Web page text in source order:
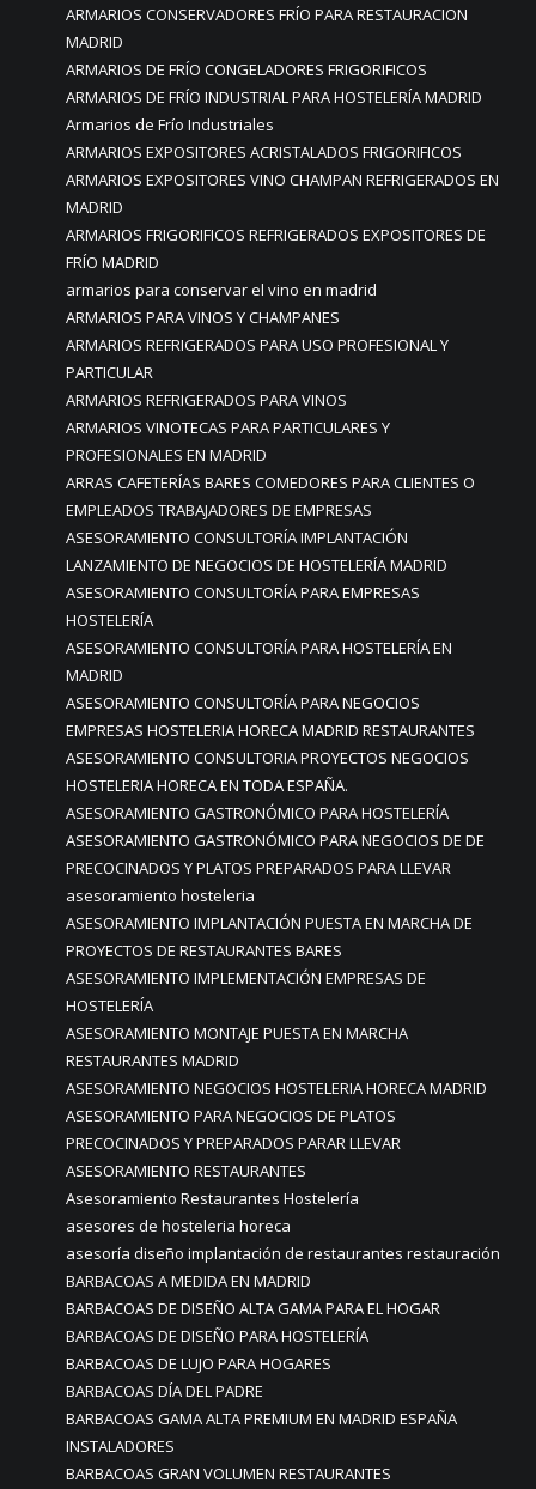
ARMARIOS CONSERVADORES FRÍO PARA RESTAURACION
MADRID
ARMARIOS DE FRÍO CONGELADORES FRIGORIFICOS
ARMARIOS DE FRÍO INDUSTRIAL PARA HOSTELERÍA MADRID
Armarios de Frío Industriales
ARMARIOS EXPOSITORES ACRISTALADOS FRIGORIFICOS
ARMARIOS EXPOSITORES VINO CHAMPAN REFRIGERADOS EN
MADRID
ARMARIOS FRIGORIFICOS REFRIGERADOS EXPOSITORES DE
FRÍO MADRID
armarios para conservar el vino en madrid
ARMARIOS PARA VINOS Y CHAMPANES
ARMARIOS REFRIGERADOS PARA USO PROFESIONAL Y
PARTICULAR
ARMARIOS REFRIGERADOS PARA VINOS
ARMARIOS VINOTECAS PARA PARTICULARES Y
PROFESIONALES EN MADRID
ARRAS CAFETERÍAS BARES COMEDORES PARA CLIENTES O
EMPLEADOS TRABAJADORES DE EMPRESAS
ASESORAMIENTO CONSULTORÍA IMPLANTACIÓN
LANZAMIENTO DE NEGOCIOS DE HOSTELERÍA MADRID
ASESORAMIENTO CONSULTORÍA PARA EMPRESAS
HOSTELERÍA
ASESORAMIENTO CONSULTORÍA PARA HOSTELERÍA EN
MADRID
ASESORAMIENTO CONSULTORÍA PARA NEGOCIOS
EMPRESAS HOSTELERIA HORECA MADRID RESTAURANTES
ASESORAMIENTO CONSULTORIA PROYECTOS NEGOCIOS
HOSTELERIA HORECA EN TODA ESPAÑA.
ASESORAMIENTO GASTRONÓMICO PARA HOSTELERÍA
ASESORAMIENTO GASTRONÓMICO PARA NEGOCIOS DE DE
PRECOCINADOS Y PLATOS PREPARADOS PARA LLEVAR
asesoramiento hosteleria
ASESORAMIENTO IMPLANTACIÓN PUESTA EN MARCHA DE
PROYECTOS DE RESTAURANTES BARES
ASESORAMIENTO IMPLEMENTACIÓN EMPRESAS DE
HOSTELERÍA
ASESORAMIENTO MONTAJE PUESTA EN MARCHA
RESTAURANTES MADRID
ASESORAMIENTO NEGOCIOS HOSTELERIA HORECA MADRID
ASESORAMIENTO PARA NEGOCIOS DE PLATOS
PRECOCINADOS Y PREPARADOS PARAR LLEVAR
ASESORAMIENTO RESTAURANTES
Asesoramiento Restaurantes Hostelería
asesores de hosteleria horeca
asesoría diseño implantación de restaurantes restauración
BARBACOAS A MEDIDA EN MADRID
BARBACOAS DE DISEÑO ALTA GAMA PARA EL HOGAR
BARBACOAS DE DISEÑO PARA HOSTELERÍA
BARBACOAS DE LUJO PARA HOGARES
BARBACOAS DÍA DEL PADRE
BARBACOAS GAMA ALTA PREMIUM EN MADRID ESPAÑA
INSTALADORES
BARBACOAS GRAN VOLUMEN RESTAURANTES